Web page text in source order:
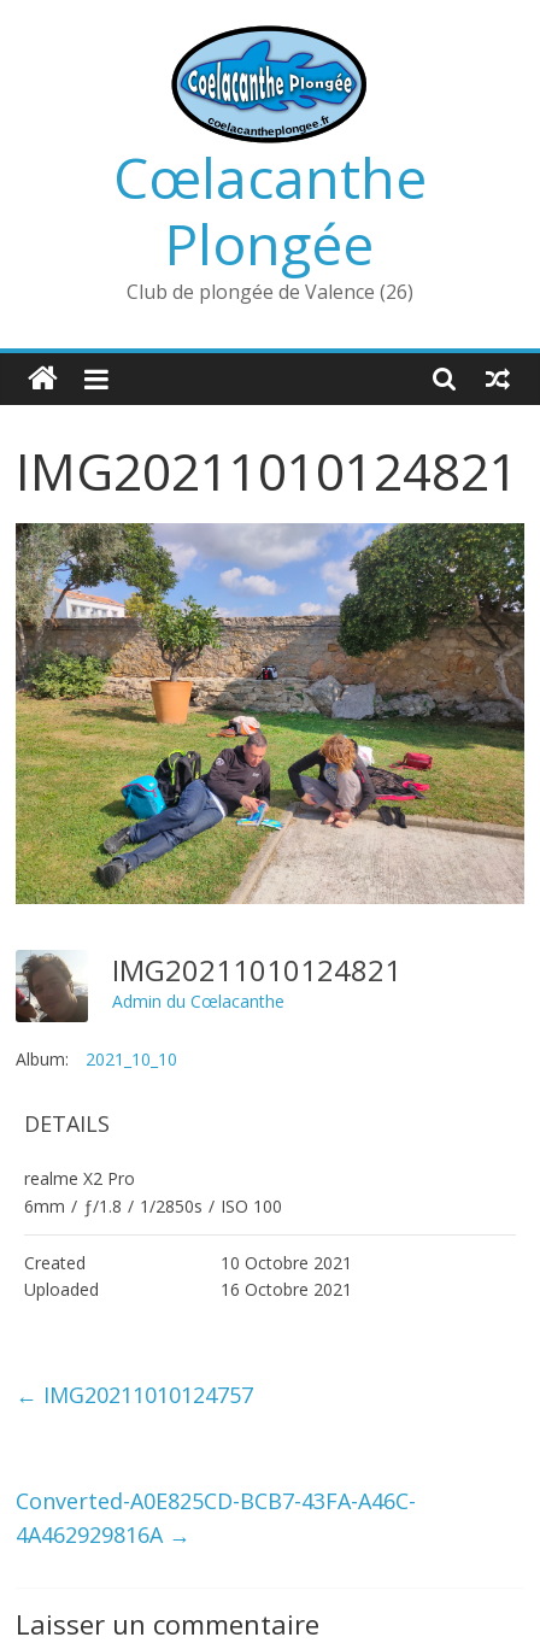
Cœlacanthe
Plongée
Club de plongée de Valence (26)
IMG20211010124821
IMG20211010124821
Admin du Cœlacanthe
Album: 2021_10_10
DETAILS
realme X2 Pro
6mm / ƒ/1.8 / 1/2850s / ISO 100
Created
10 Octobre 2021
Uploaded
16 Octobre 2021
← IMG20211010124757
Converted-A0E825CD-BCB7-43FA-A46C-
4A462929816A →
Laisser un commentaire